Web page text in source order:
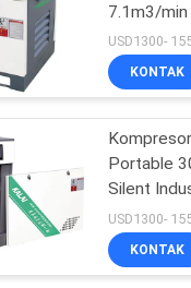
7.1m3/
Rotary
KONTAK
Portable
Silent
Screw
Udara
KONTAK